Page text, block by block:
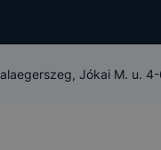
Jókai M. u.